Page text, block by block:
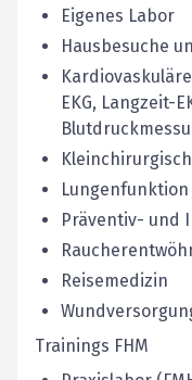
Eigenes Labor
Hausbesuche
EKG, Langzeit-
Lungenfunktion
Präventiv- und
Reisemedizin
Trainings FHM